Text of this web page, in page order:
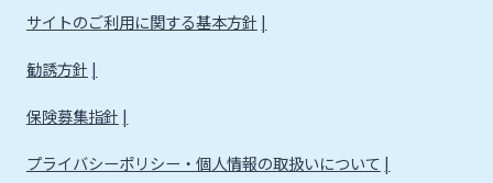
サイトのご利用に関する基本方針
勧誘方針
保険募集指針
プライバシーポリシー・個人情報の取扱いについて